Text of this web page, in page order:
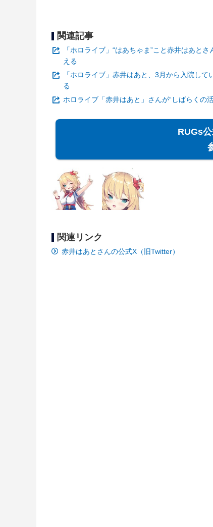
関連記事
「ホロライブ」“はあちゃま”こと赤井はあと
える
「ホロライブ」赤井はあと、3月から入院し
る
ホロライブ「赤井はあと」さんが“しばらくの
RUGs
関連リンク
赤井はあとさんの公式X（旧Twitter）